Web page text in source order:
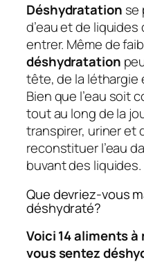
Déshydratation se
d’eau et de
entrer. Même de
déshydratation
tête, de la léthargie
Bien que l’eau soit
tout au long de la
transpirer, uriner et
reconstituer l’eau
buvant des liquides.
Que devriez-vous
déshydraté?
Voici 14 aliments
vous sentez